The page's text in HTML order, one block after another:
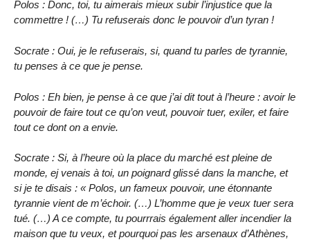
Polos : Donc, toi, tu aimerais mieux subir l’injustice que la
commettre ! (…) Tu refuserais donc le pouvoir d’un tyran !
Socrate : Oui, je le refuserais, si, quand tu parles de tyrannie,
tu penses à ce que je pense.
Polos : Eh bien, je pense à ce que j’ai dit tout à l’heure : avoir le
pouvoir de faire tout ce qu’on veut, pouvoir tuer, exiler, et faire
tout ce dont on a envie.
Socrate : Si, à l’heure où la place du marché est pleine de
monde, ej venais à toi, un poignard glissé dans la manche, et
si je te disais : « Polos, un fameux pouvoir, une étonnante
tyrannie vient de m’échoir. (…) L’homme que je veux tuer sera
tué. (…) A ce compte, tu pourrrais également aller incendier la
maison que tu veux, et pourquoi pas les arsenaux d’Athènes,